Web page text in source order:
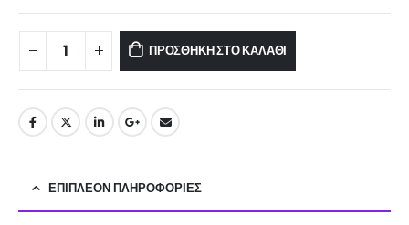
ΠΡΟΣΘΉΚΗ ΣΤΟ ΚΑΛΆΘΙ
ΕΠΙΠΛΈΟΝ ΠΛΗΡΟΦΟΡΊΕΣ